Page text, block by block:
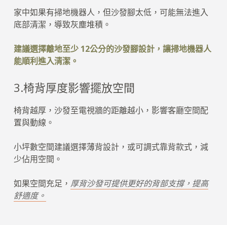
家中如果有掃地機器人，但沙發腳太低，可能無法進入
底部清潔，導致灰塵堆積。
建議選擇離地至少 12公分的沙發腳設計，讓掃地機器人
能順利進入清潔。
3.椅背厚度影響擺放空間
椅背越厚，沙發至電視牆的距離越小，影響客廳空間配
置與動線。
小坪數空間建議選擇薄背設計，或可調式靠背款式，減
少佔用空間。
如果空間充足， 厚背沙發可提供更好的背部支撐，提高
舒適度。